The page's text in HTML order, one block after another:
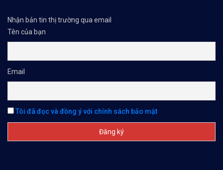
Nhận bản tin thị trường qua email
Tên của bạn
Email
Tôi đã đọc và đồng ý với chính sách bảo mật